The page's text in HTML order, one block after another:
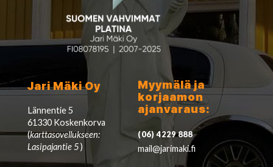
Jari Mäki Oy
Lännentie 5
61330 Koskenkorva
(karttasovellukseen:
Lasipajantie 5)
Myymälä ja
korjaamon
ajanvaraus:
(06) 4229 888
mail@jarimaki.fi